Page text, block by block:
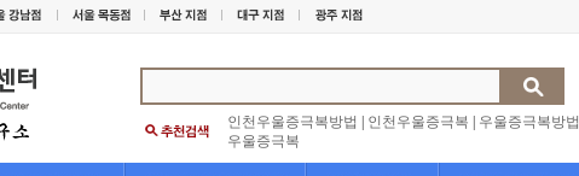
인천우울증극복방법 인천우울증극복 우울증극복방법
우울증극복